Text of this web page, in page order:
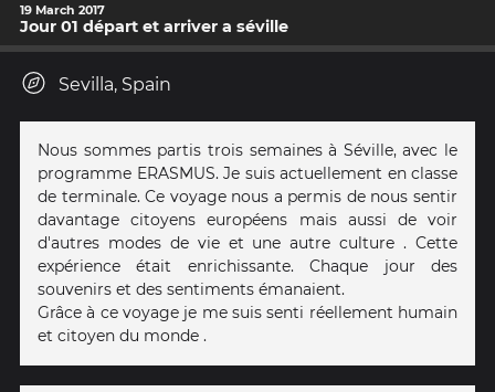
19 March 2017
Jour 01 départ et arriver a séville
Sevilla, Spain
Nous sommes partis trois semaines à Séville, avec le
programme ERASMUS. Je suis actuellement en classe
de terminale. Ce voyage nous a permis de nous sentir
davantage citoyens européens mais aussi de voir
d'autres modes de vie et une autre culture . Cette
expérience était enrichissante. Chaque jour des
souvenirs et des sentiments émanaient.
Grâce à ce voyage je me suis senti réellement humain
et citoyen du monde .